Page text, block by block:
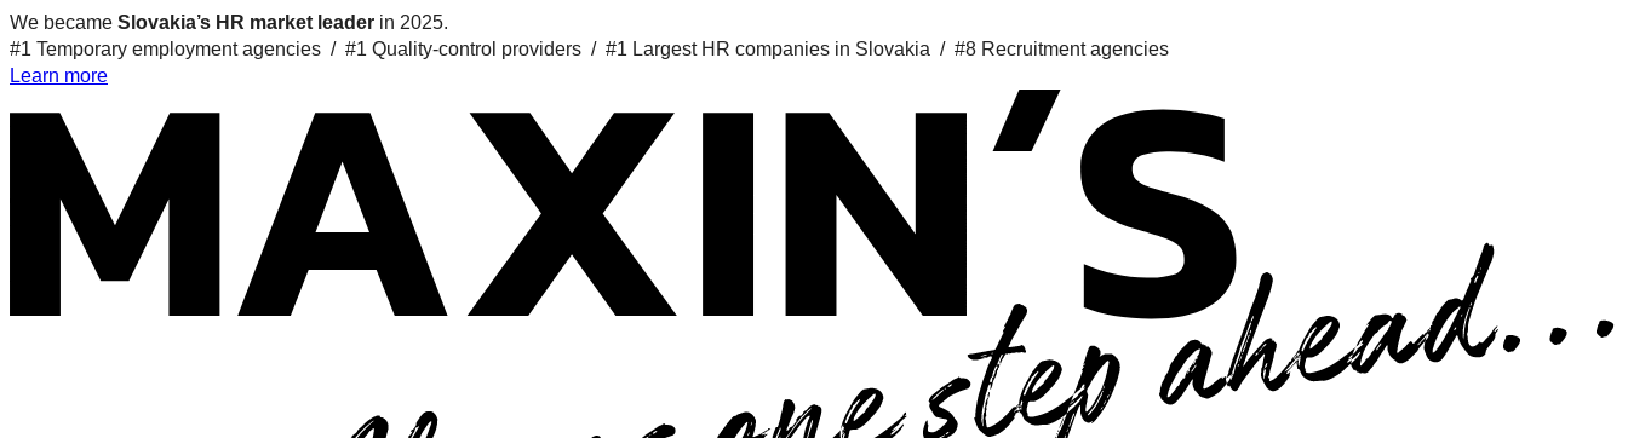
We became Slovakia’s HR market leader in 2025.
#1 Temporary employment agencies / #1 Quality-control providers / #1 Largest HR companies in Slovakia / #8 Recruitment agencies
Learn more